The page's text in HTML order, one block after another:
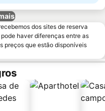
dos sites de reserva
haver diferenças entre as
preços que estão disponíveis